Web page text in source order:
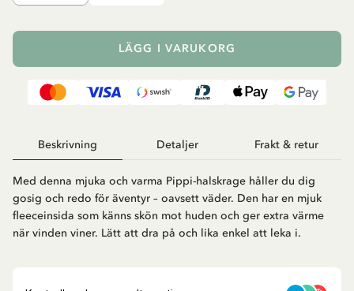
LÄGG I VARUKORG
Beskrivning Detaljer Frakt & retur
Med denna mjuka och varma Pippi-halskrage håller du dig
gosig och redo för äventyr – oavsett väder. Den har en mjuk
fleeceinsida som känns skön mot huden och ger extra värme
när vinden viner. Lätt att dra på och lika enkel att leka i.